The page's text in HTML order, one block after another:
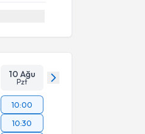
10 Ağu
Pzt
10:00
10:30